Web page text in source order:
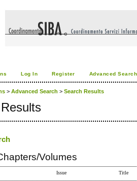
Log In Register Advanced Search
> Advanced Search > Search Results
Volumes
Issue Title